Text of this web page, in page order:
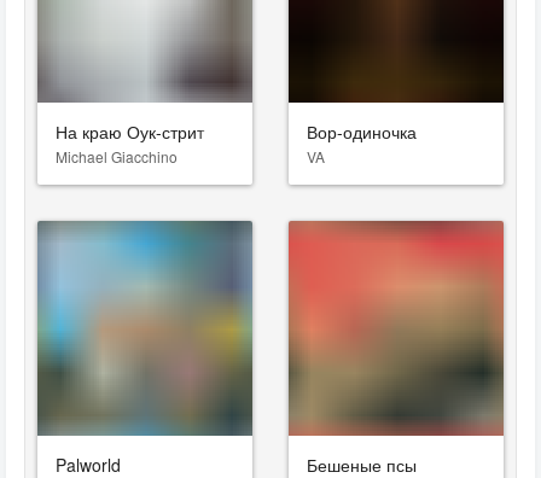
На краю Оук-стрит
Michael Giacchino
Вор-одиночка
VA
Palworld Бешеные псы